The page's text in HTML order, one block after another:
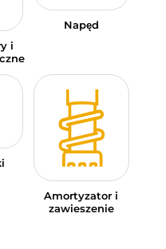
i
Napęd
Amortyzator i
zawieszenie